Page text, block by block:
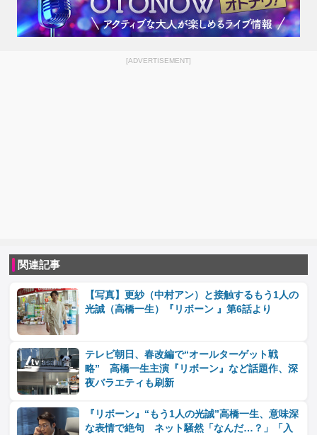
[ADVERTISEMENT]
関連記事
【写真】更紗（中村アン）と接触するもう1人の
光誠（高橋一生）『リボーン 』第6話より
テレビ朝日、春改編で“オールターゲット戦
略” 高橋一生主演『リボーン』など話題作、深
夜バラエティも刷新
『リボーン』“もう1人の光誠”高橋一生、意味深
な表情で絶句 ネット騒然「なんだ…？」「入